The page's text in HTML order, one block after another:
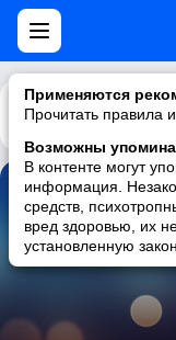
Применяются
Прочитать правила
Возможны
В контенте могут
информация.
средств,
вред здоровью, их
установленную
Каталог
40
Knecbone